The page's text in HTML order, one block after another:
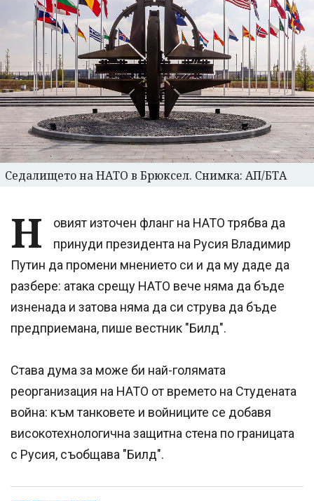
Седалището на НАТО в Брюксел. Снимка: AП/БТА
Н
овият източен фланг на НАТО трябва да
принуди президента на Русия Владимир
Путин да промени мнението си и да му даде да
разбере: атака срещу НАТО вече няма да бъде
изненада и затова няма да си струва да бъде
предприемана, пише вестник "Билд".
Става дума за може би най-голямата
реорганизация на НАТО от времето на Студената
война: към танковете и войниците се добавя
високотехнологична защитна стена по границата
с Русия, съобщава "Билд".